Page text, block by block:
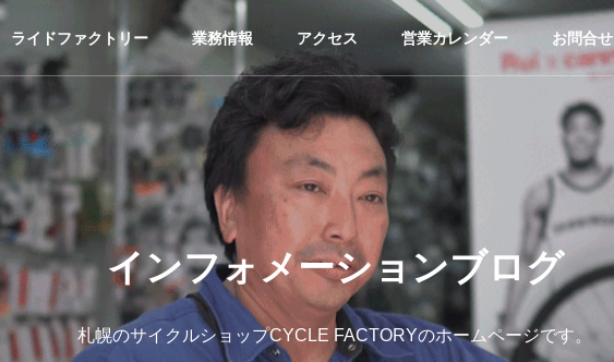
ライドファクトリー 業務情報 アクセス 営業カレンダー お問合せ
インフォメーションブログ
札幌のサイクルショップCYCLE FACTORYのホームページです。